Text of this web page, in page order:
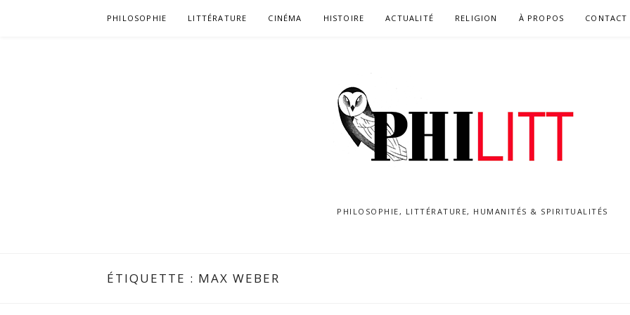
PHILOSOPHIE LITTÉRATURE CINÉMA HISTOIRE ACTUALITÉ RELIGION À PROPOS CONTACT
PHILOSOPHIE, LITTÉRATURE, HUMANITÉS & SPIRITUALITÉS
ÉTIQUETTE : MAX WEBER